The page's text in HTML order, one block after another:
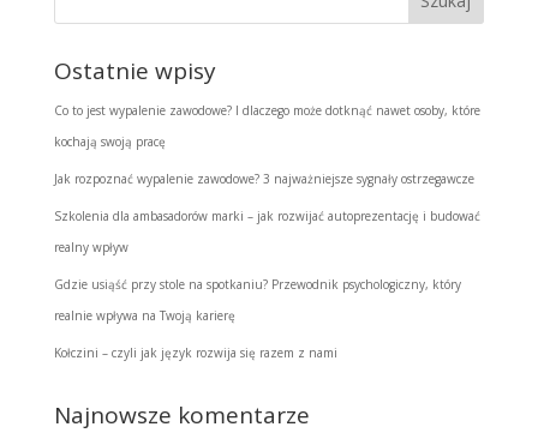
Ostatnie wpisy
Co to jest wypalenie zawodowe? I dlaczego może dotknąć nawet osoby, które
kochają swoją pracę
Jak rozpoznać wypalenie zawodowe? 3 najważniejsze sygnały ostrzegawcze
Szkolenia dla ambasadorów marki – jak rozwijać autoprezentację i budować
realny wpływ
Gdzie usiąść przy stole na spotkaniu? Przewodnik psychologiczny, który
realnie wpływa na Twoją karierę
Kołczini – czyli jak język rozwija się razem z nami
Najnowsze komentarze